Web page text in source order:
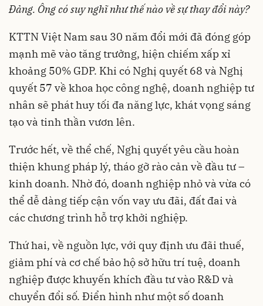
Đảng. Ông có suy nghĩ như thế nào về sự thay đổi này?
KTTN Việt Nam sau 30 năm đổi mới đã đóng góp
mạnh mẽ vào tăng trưởng, hiện chiếm xấp xỉ
khoảng 50% GDP. Khi có Nghị quyết 68 và Nghị
quyết 57 về khoa học công nghệ, doanh nghiệp tư
nhân sẽ phát huy tối đa năng lực, khát vọng sáng
tạo và tinh thần vươn lên.
Trước hết, về thể chế, Nghị quyết yêu cầu hoàn
thiện khung pháp lý, tháo gỡ rào cản về đầu tư –
kinh doanh. Nhờ đó, doanh nghiệp nhỏ và vừa có
thể dễ dàng tiếp cận vốn vay ưu đãi, đất đai và
các chương trình hỗ trợ khởi nghiệp.
Thứ hai, về nguồn lực, với quy định ưu đãi thuế,
giảm phí và cơ chế bảo hộ sở hữu trí tuệ, doanh
nghiệp được khuyến khích đầu tư vào R&D và
chuyển đổi số. Điển hình như một số doanh